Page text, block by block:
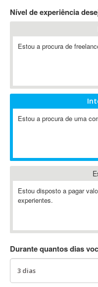
802.11
A-GPS
ABAP
Abaqus
ABBYY FineReader
Ableton
Ableton Push
Abstract
AC3
Nível de experiência
Estou a procura de
Estou a procura de uma
Estou disposto a pagar
experientes.
Durante quantos dias